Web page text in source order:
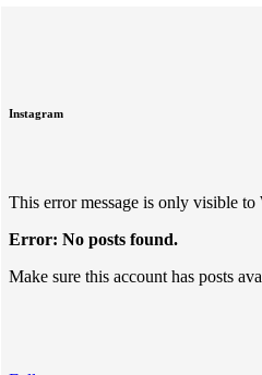
Instagram
This error message is only visible to
Error: No posts found.
Make sure this account has posts